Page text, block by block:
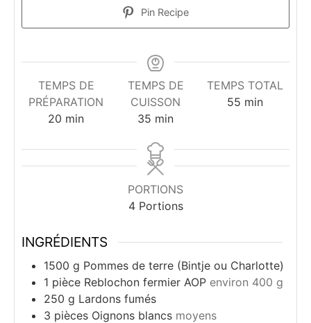
Pin Recipe
TEMPS DE
PRÉPARATION
20 minutes
min
TEMPS DE
CUISSON
35 minutes
min
TEMPS TOTAL
55minutes
min
PORTIONS
4 Portions
INGRÉDIENTS
1500 g Pommes de terre (Bintje ou Charlotte)
1 pièce Reblochon fermier AOP environ 400 g
250 g Lardons fumés
3 pièces Oignons blancs moyens